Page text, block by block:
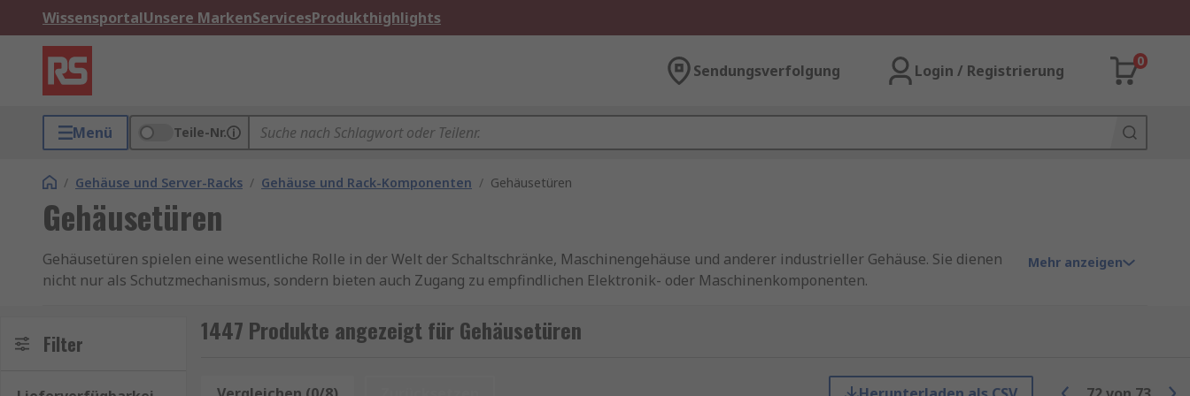
WissensportalUnsere MarkenServicesProdukthighlights
Sendungsverfolgung Login / Registrierung
0
Menü Teile-Nr.
/ Gehäuse und Server-Racks / Gehäuse und Rack-Komponenten / Gehäusetüren
Gehäusetüren
Gehäusetüren spielen eine wesentliche Rolle in der Welt der Schaltschränke, Maschinengehäuse und anderer industrieller Gehäuse. Sie dienen
nicht nur als Schutzmechanismus, sondern bieten auch Zugang zu empfindlichen Elektronik- oder Maschinenkomponenten.
Funktion und Bedeutung von Gehäusetüren
Raum unterzubringen. Sie schützen vor äußeren Einflüssen wie Staub, Wasser, Chemikalien und mechanischen Einwirkungen. Gleichzeitig bieten
Mehr anzeigen
Filter 1447 Produkte angezeigt für Gehäusetüren